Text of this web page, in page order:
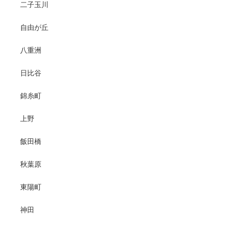
二子玉川
自由が丘
八重洲
日比谷
錦糸町
上野
飯田橋
秋葉原
東陽町
神田